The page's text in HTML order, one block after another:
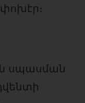
սպասման